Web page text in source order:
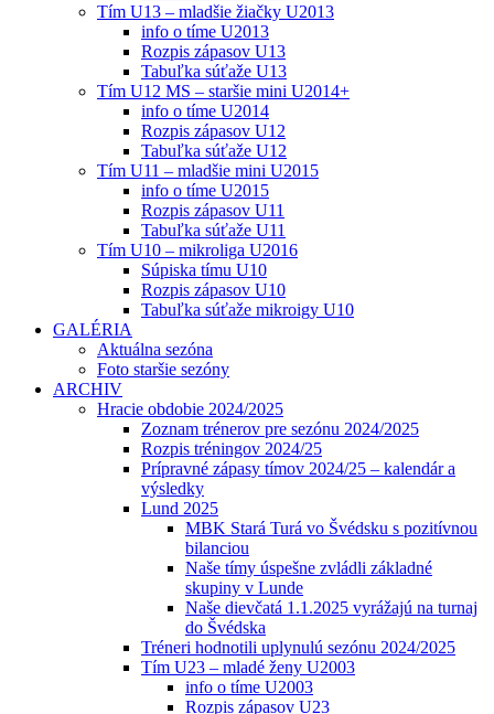
Tím U13 – mladšie žiačky U2013
info o tíme U2013
Rozpis zápasov U13
Tabuľka súťaže U13
Tím U12 MS – staršie mini U2014+
info o tíme U2014
Rozpis zápasov U12
Tabuľka súťaže U12
Tím U11 – mladšie mini U2015
info o tíme U2015
Rozpis zápasov U11
Tabuľka súťaže U11
Tím U10 – mikroliga U2016
Súpiska tímu U10
Rozpis zápasov U10
Tabuľka súťaže mikroigy U10
GALÉRIA
Aktuálna sezóna
Foto staršie sezóny
ARCHIV
Hracie obdobie 2024/2025
Zoznam trénerov pre sezónu 2024/2025
Rozpis tréningov 2024/25
Prípravné zápasy tímov 2024/25 – kalendár a
výsledky
Lund 2025
MBK Stará Turá vo Švédsku s pozitívnou
bilanciou
Naše tímy úspešne zvládli základné
skupiny v Lunde
Naše dievčatá 1.1.2025 vyrážajú na turnaj
do Švédska
Tréneri hodnotili uplynulú sezónu 2024/2025
Tím U23 – mladé ženy U2003
info o tíme U2003
Rozpis zápasov U23